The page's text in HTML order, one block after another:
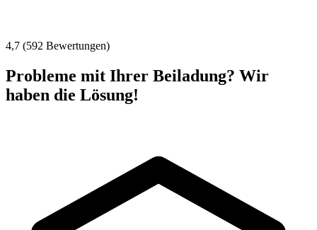
4,7 (592 Bewertungen)
Probleme mit Ihrer Beiladung? Wir
haben die Lösung!